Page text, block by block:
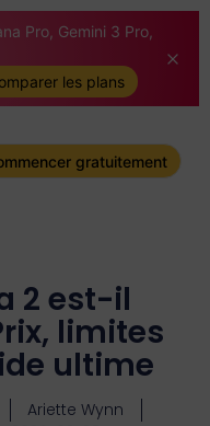
Pro, Gemini 3 Pro,
les plans
gratuitement
2 est-il
limites
ultime
Ariette Wynn